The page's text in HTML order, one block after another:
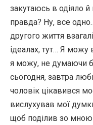
закутаюсь в одіяло
правда? Ну, все
другого життя
ідеалах, тут… Я можу
я можу, не думаючи
сьогодня, завтра
чоловік цікавився
вислухував мої
щоб поділив зо мною